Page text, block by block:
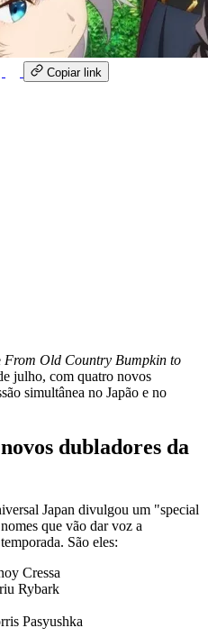
Copiar link
From Old Country Bumpkin to
julho, com quatro novos
simultânea no Japão e no
dubladores da
Japan divulgou um "special
que vão dar voz a
São eles:
Cressa
Rybark
Pasyushka